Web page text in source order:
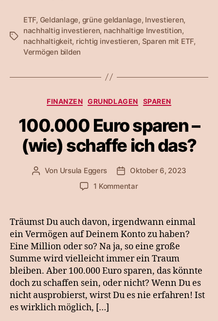
Schlagwörter
ETF, Geldanlage, grüne geldanlage, Investieren,
nachhaltig investieren, nachhaltige Investition,
nachhaltigkeit, richtig investieren, Sparen mit ETF,
Vermögen bilden
Kategorien
FINANZEN GRUNDLAGEN SPAREN
100.000 Euro sparen –
(wie) schaffe ich das?
Beitragsautor
Von Ursula Eggers Veröffentlichungsdatum
Oktober 6, 2023
1 Kommentarzu
sparen
(wie)
schaffe
ich
das?
Träumst Du auch davon, irgendwann einmal
ein Vermögen auf Deinem Konto zu haben?
Eine Million oder so? Na ja, so eine große
Summe wird vielleicht immer ein Traum
bleiben. Aber 100.000 Euro sparen, das könnte
doch zu schaffen sein, oder nicht? Wenn Du es
nicht ausprobierst, wirst Du es nie erfahren! Ist
es wirklich möglich, […]